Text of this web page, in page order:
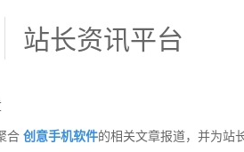
站长资讯平台
合 创意手机软件的相关文章报道，并为站